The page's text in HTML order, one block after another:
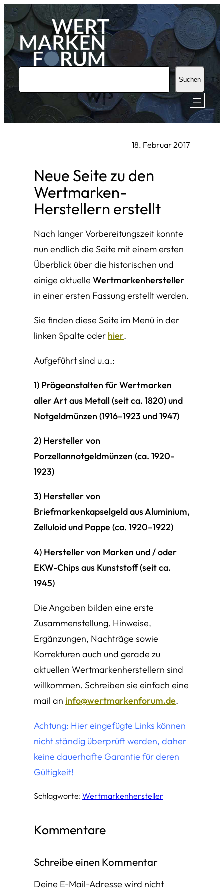
Zum
Inhalt
springen
u
h
Suchen
18. Februar 2017
Neue Seite zu den
Wertmarken-
Herstellern erstellt
Nach langer Vorbereitungszeit konnte
nun endlich die Seite mit einem ersten
Überblick über die historischen und
einige aktuelle Wertmarkenhersteller
in einer ersten Fassung erstellt werden.
Sie finden diese Seite im Menü in der
linken Spalte oder hier.
Aufgeführt sind u.a.:
1) Prägeanstalten für Wertmarken
aller Art aus Metall (seit ca. 1820) und
Notgeldmünzen (1916–1923 und 1947)
2) Hersteller von
Porzellannotgeldmünzen (ca. 1920-
1923)
3) Hersteller von
Briefmarkenkapselgeld aus Aluminium,
Zelluloid und Pappe (ca. 1920–1922)
4) Hersteller von Marken und / oder
EKW-Chips aus Kunststoff (seit ca.
1945)
Die Angaben bilden eine erste
Zusammenstellung. Hinweise,
Ergänzungen, Nachträge sowie
Korrekturen auch und gerade zu
aktuellen Wertmarkenherstellern sind
willkommen. Schreiben sie einfach eine
mail an info@wertmarkenforum.de.
Achtung: Hier eingefügte Links können
nicht ständig überprüft werden, daher
keine dauerhafte Garantie für deren
Gültigkeit!
Schlagworte: Wertmarkenhersteller
Kommentare
Schreibe einen Kommentar
Deine E-Mail-Adresse wird nicht